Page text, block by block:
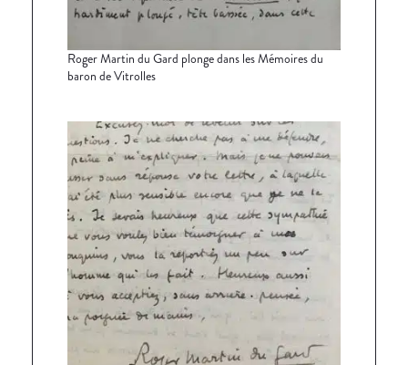
Roger Martin du Gard plonge dans les Mémoires du
baron de Vitrolles